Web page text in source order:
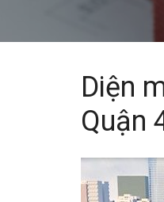
Diện
Quận